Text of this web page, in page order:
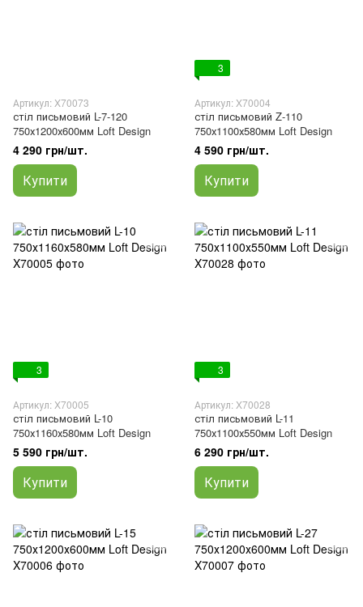
Артикул: X70073
стіл письмовий L-7-120
750х1200х600мм Loft Design
4 290 грн/шт.
Купити
3
Артикул: X70004
стіл письмовий Z-110
750х1100х580мм Loft Design
4 590 грн/шт.
Купити
3
Артикул: X70005
стіл письмовий L-10
750х1160х580мм Loft Design
5 590 грн/шт.
Купити
3
Артикул: X70028
стіл письмовий L-11
750х1100х550мм Loft Design
6 290 грн/шт.
Купити